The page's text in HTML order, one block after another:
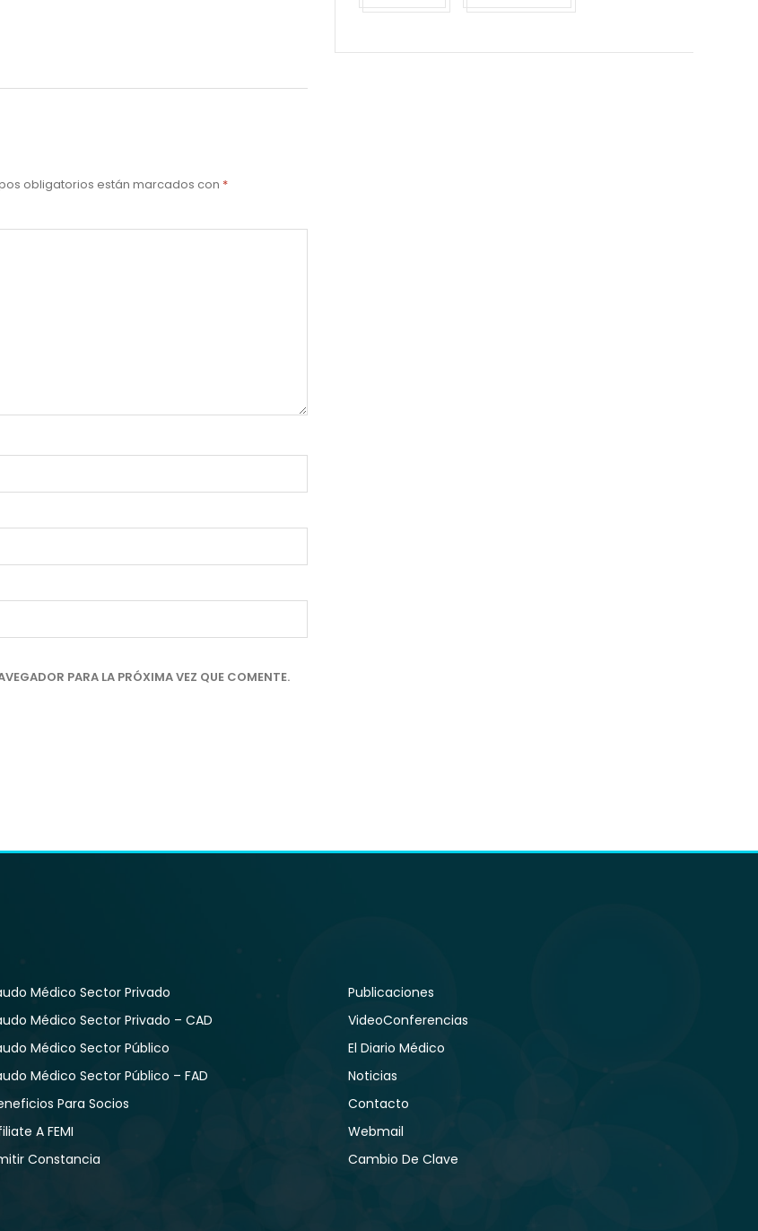
obligatorios están marcados con *
PARA LA PRÓXIMA VEZ QUE COMENTE.
Médico Sector Privado
Médico Sector Privado – CAD
Médico Sector Público
Médico Sector Público – FAD
Para Socios
A FEMI
Constancia
Publicaciones
VideoConferencias
El Diario Médico
Noticias
Contacto
Webmail
Cambio De Clave